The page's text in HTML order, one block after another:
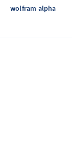
wolfram alpha